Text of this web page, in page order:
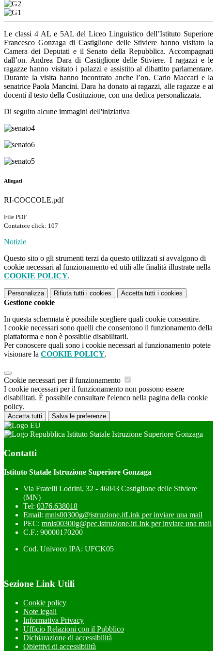
Le classi 4 AL e 5AL del Liceo Linguistico dell’Istituto Superiore
Francesco Gonzaga di Castiglione delle Stiviere hanno visitato la
Camera dei Deputati e il Senato della Repubblica. Accompagnati
dall’on. Andrea Dara di Castiglione delle Stiviere. I ragazzi e le
ragazze hanno visitato i palazzi e assistito al dibattito parlamentare.
Durante la visita hanno incontrato anche l’on. Carlo Maccari e la
senatrice Paola Mancini. Dara ha donato ai ragazzi, alle ragazze e ai
docenti il testo della Costituzione, con una dedica personalizzata.
Di seguito alcune immagini dell'iniziativa
Allegati
RI-COCCOLE.pdf
File PDF
Contatore click: 107
Notizie
Questo sito o gli strumenti terzi da questo utilizzati si avvalgono di
cookie necessari al funzionamento ed utili alle finalità illustrate nella
COOKIE POLICY.
Personalizza Rifiuta tutti i cookies Accetta tutti i cookies
Gestione cookie
In questa schermata è possibile scegliere quali cookie consentire.
I cookie necessari sono quelli che consentono il funzionamento della
piattaforma e non è possibile disabilitarli.
Per conoscere quali sono i cookie necessari al funzionamento potete
visionare la COOKIE POLICY.
Cookie necessari per il funzionamento
I cookie necessari per il funzionamento non possono essere
disabilitati. È possibile consultare l'elenco nella pagina della cookie
policy.
Accetta tutti Salva le preferenze
Istituto Statale Istruzione Superiore Gonzaga
Contatti
Istituto Statale Istruzione Superiore Gonzaga
Via Fratelli Lodrini, 32 - 46043 Castiglione delle Stiviere
(MN)
Tel: 0376.638018
Email: mnis00300g@istruzione.itLink per inviare una mail
PEC: mnis00300g@pec.istruzione.itLink per inviare una mail
C.F.: 90000170200
Cod. Univoco IPA: UFCK05
Sezione Link Utili
Cookie policy
Note legali
Informativa Privacy
Ufficio Relazioni con il Pubblico
Dichiarazione di accessibilità
Obiettivi di accessibilità